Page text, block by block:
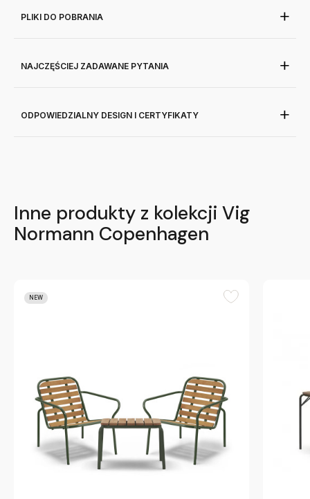
PLIKI DO POBRANIA
NAJCZĘŚCIEJ ZADAWANE PYTANIA
ODPOWIEDZIALNY DESIGN I CERTYFIKATY
Inne produkty z kolekcji Vig
Normann Copenhagen
NEW